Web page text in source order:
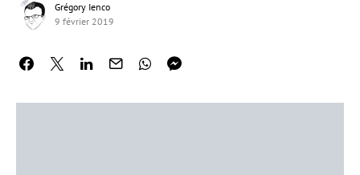
Grégory Ienco
9 février 2019